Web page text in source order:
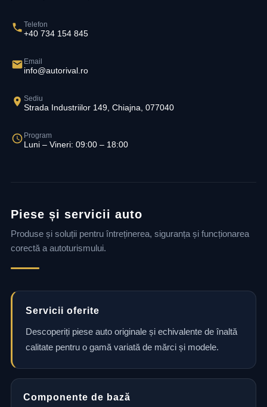
Telefon
+40 734 154 845
Email
info@autorival.ro
Sediu
Strada Industriilor 149, Chiajna, 077040
Program
Luni – Vineri: 09:00 – 18:00
Piese și servicii auto
Produse și soluții pentru întreținerea, siguranța și funcționarea
corectă a autoturismului.
Servicii oferite
Descoperiți piese auto originale și echivalente de înaltă
calitate pentru o gamă variată de mărci și modele.
Componente de bază